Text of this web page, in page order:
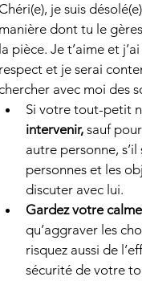
je suis
manière dont tu le
la pièce. Je t’aime et
respect et je serai
chercher avec moi des
Si votre tout-petit
intervenir, sauf
autre personne,
personnes et les
discuter avec lui.
Gardez votre calme
qu’aggraver les
risquez aussi de
sécurité de votre